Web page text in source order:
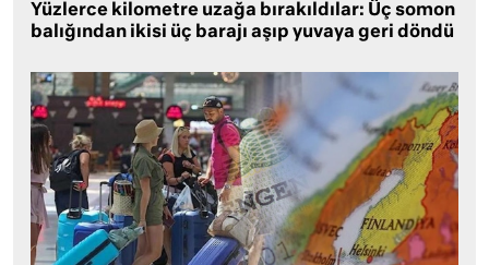
Yüzlerce kilometre uzağa bırakıldılar: Üç somon
balığından ikisi üç barajı aşıp yuvaya geri döndü